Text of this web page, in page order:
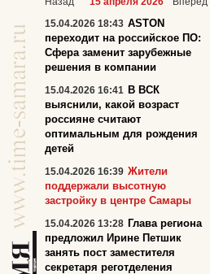
15.04.2026 18:43 ASTON
переходит на российское ПО:
Сфера заменит зарубежные
решения в компании
15.04.2026 16:41 В ВСК
выяснили, какой возраст
россияне считают
оптимальным для рождения
детей
15.04.2026 16:39 Жители
поддержали высотную
застройку в центре Самары
15.04.2026 13:28 Глава региона
предложил Ирине Петшик
занять пост заместителя
секретаря реготделения